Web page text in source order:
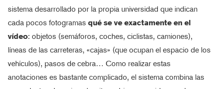
sistema desarrollado por la propia universidad que indican
cada pocos fotogramas qué se ve exactamente en el
vídeo: objetos (semáforos, coches, ciclistas, camiones),
líneas de las carreteras, «cajas» (que ocupan el espacio de los
vehículos), pasos de cebra… Como realizar estas
anotaciones es bastante complicado, el sistema combina las